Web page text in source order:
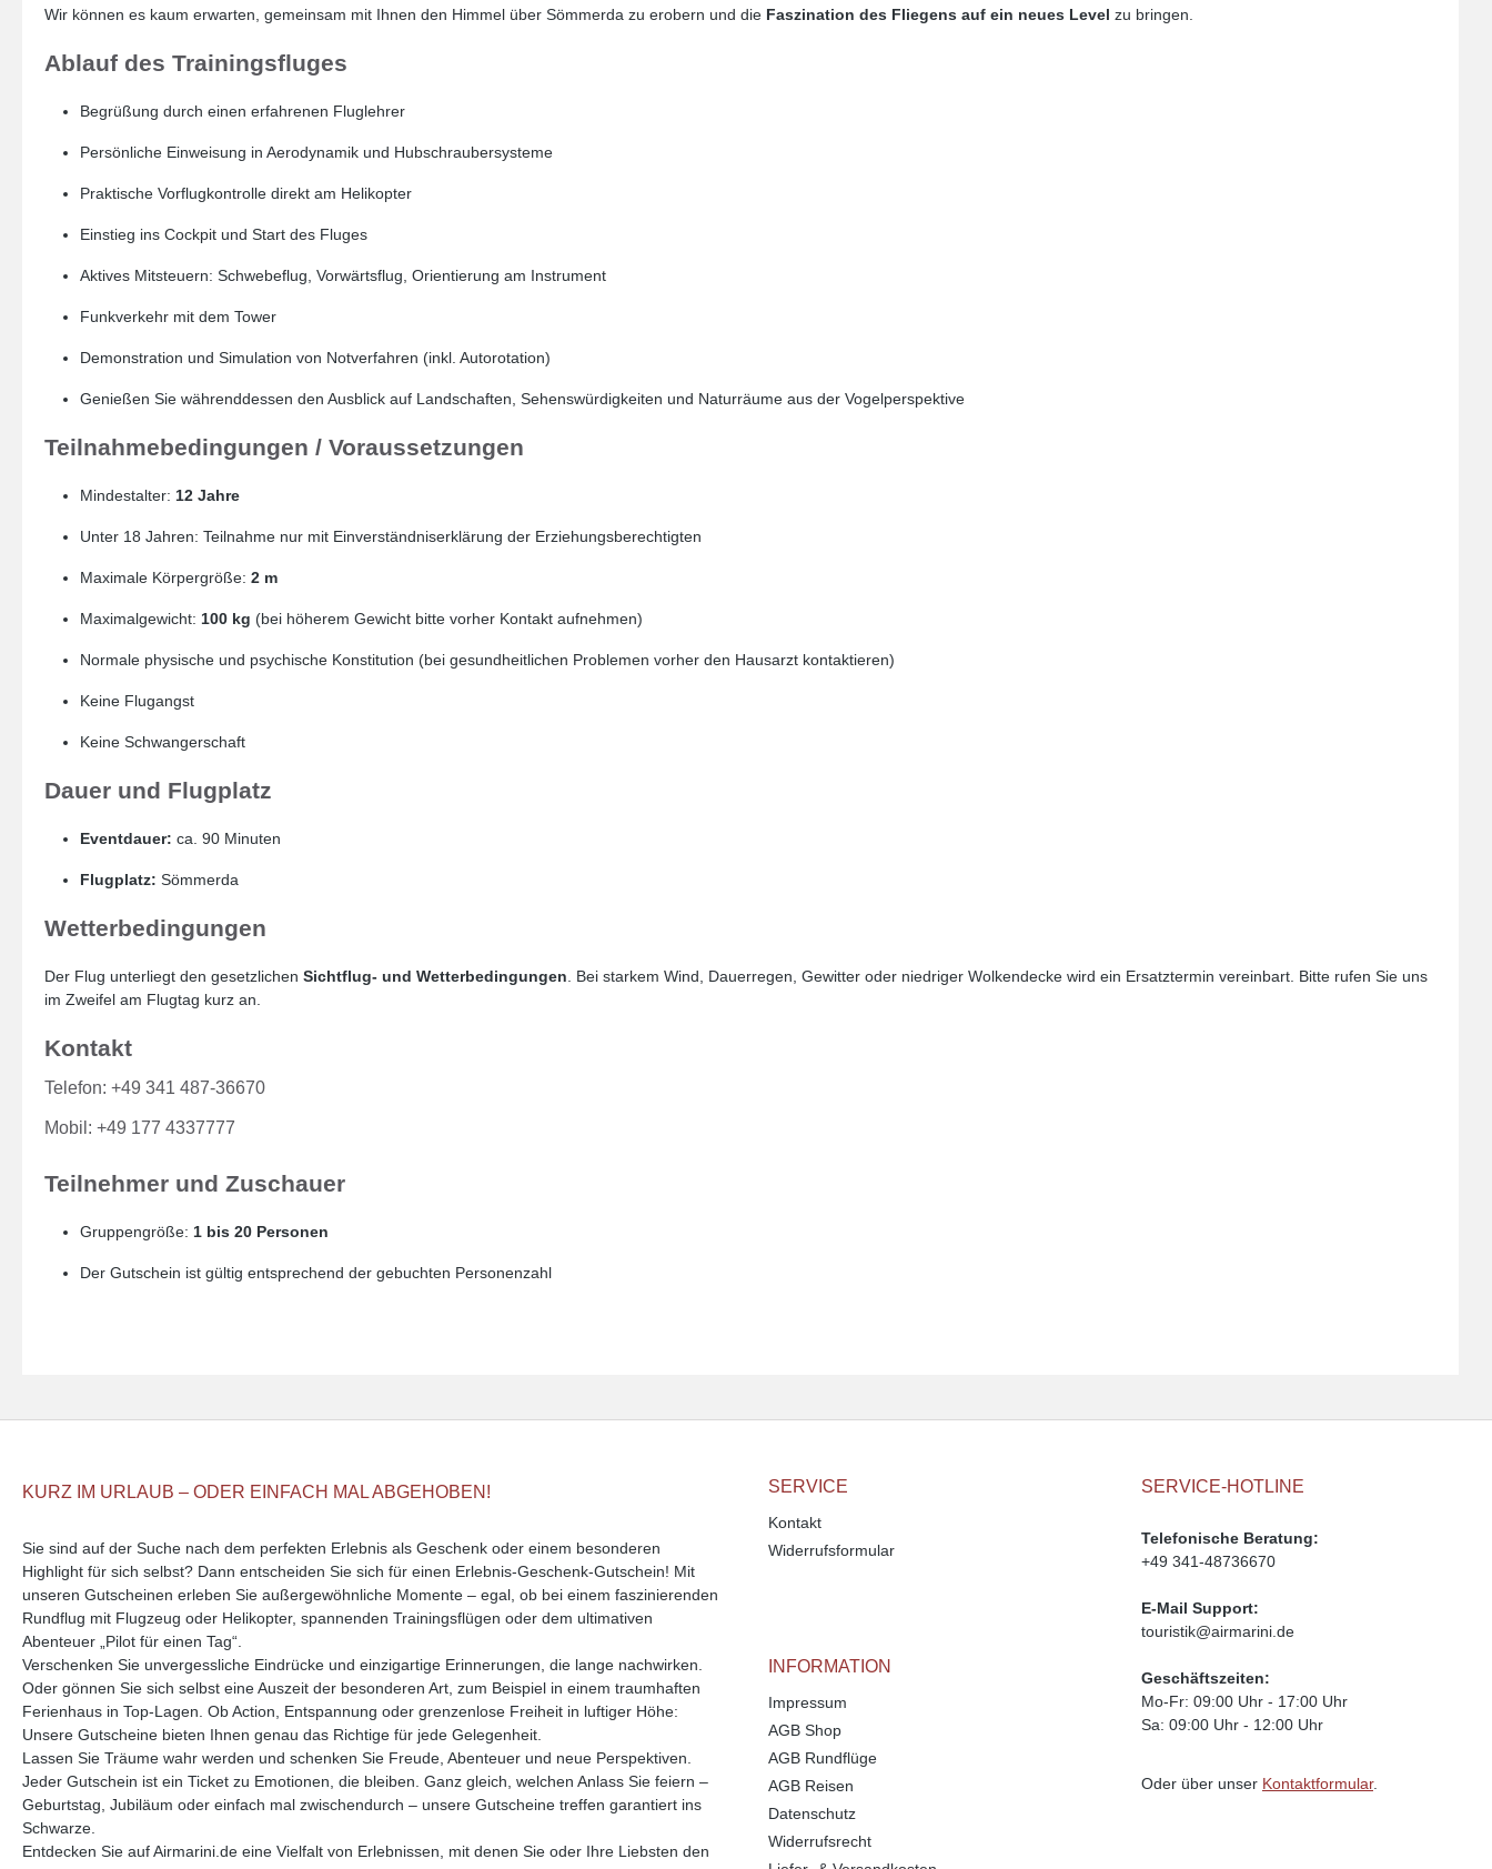
Wir können es kaum erwarten, gemeinsam mit Ihnen den Himmel über Sömmerda zu erobern und die Faszination des Fliegens auf ein neues Level zu bringen.
Ablauf des Trainingsfluges
Begrüßung durch einen erfahrenen Fluglehrer
Persönliche Einweisung in Aerodynamik und Hubschraubersysteme
Praktische Vorflugkontrolle direkt am Helikopter
Einstieg ins Cockpit und Start des Fluges
Aktives Mitsteuern: Schwebeflug, Vorwärtsflug, Orientierung am Instrument
Funkverkehr mit dem Tower
Demonstration und Simulation von Notverfahren (inkl. Autorotation)
Genießen Sie währenddessen den Ausblick auf Landschaften, Sehenswürdigkeiten und Naturräume aus der Vogelperspektive
Teilnahmebedingungen / Voraussetzungen
Mindestalter: 12 Jahre
Unter 18 Jahren: Teilnahme nur mit Einverständniserklärung der Erziehungsberechtigten
Maximale Körpergröße: 2 m
Maximalgewicht: 100 kg (bei höherem Gewicht bitte vorher Kontakt aufnehmen)
Normale physische und psychische Konstitution (bei gesundheitlichen Problemen vorher den Hausarzt kontaktieren)
Keine Flugangst
Keine Schwangerschaft
Dauer und Flugplatz
Eventdauer: ca. 90 Minuten
Flugplatz: Sömmerda
Wetterbedingungen
Der Flug unterliegt den gesetzlichen Sichtflug- und Wetterbedingungen . Bei starkem Wind, Dauerregen, Gewitter oder niedriger Wolkendecke wird ein Ersatztermin vereinbart. Bitte rufen Sie uns
im Zweifel am Flugtag kurz an.
Kontakt
Telefon: +49 341 487-36670
Mobil: +49 177 4337777
Teilnehmer und Zuschauer
Gruppengröße: 1 bis 20 Personen
Der Gutschein ist gültig entsprechend der gebuchten Personenzahl
KURZ IM URLAUB – ODER EINFACH MAL ABGEHOBEN!
Sie sind auf der Suche nach dem perfekten Erlebnis als Geschenk oder einem besonderen
Highlight für sich selbst? Dann entscheiden Sie sich für einen Erlebnis-Geschenk-Gutschein! Mit
unseren Gutscheinen erleben Sie außergewöhnliche Momente – egal, ob bei einem faszinierenden
Rundflug mit Flugzeug oder Helikopter, spannenden Trainingsflügen oder dem ultimativen
Abenteuer „Pilot für einen Tag“.
Verschenken Sie unvergessliche Eindrücke und einzigartige Erinnerungen, die lange nachwirken.
Oder gönnen Sie sich selbst eine Auszeit der besonderen Art, zum Beispiel in einem traumhaften
Ferienhaus in Top-Lagen. Ob Action, Entspannung oder grenzenlose Freiheit in luftiger Höhe:
Unsere Gutscheine bieten Ihnen genau das Richtige für jede Gelegenheit.
Lassen Sie Träume wahr werden und schenken Sie Freude, Abenteuer und neue Perspektiven.
Jeder Gutschein ist ein Ticket zu Emotionen, die bleiben. Ganz gleich, welchen Anlass Sie feiern –
Geburtstag, Jubiläum oder einfach mal zwischendurch – unsere Gutscheine treffen garantiert ins
Schwarze.
Entdecken Sie auf Airmarini.de eine Vielfalt von Erlebnissen, mit denen Sie oder Ihre Liebsten den
SERVICE
Kontakt
Widerrufsformular
INFORMATION
Impressum
AGB Shop
AGB Rundflüge
AGB Reisen
Datenschutz
Widerrufsrecht
SERVICE-HOTLINE
Telefonische Beratung:
+49 341-48736670
E-Mail Support:
touristik@airmarini.de
Geschäftszeiten:
Mo-Fr: 09:00 Uhr - 17:00 Uhr
Sa: 09:00 Uhr - 12:00 Uhr
Oder über unser Kontaktformular.